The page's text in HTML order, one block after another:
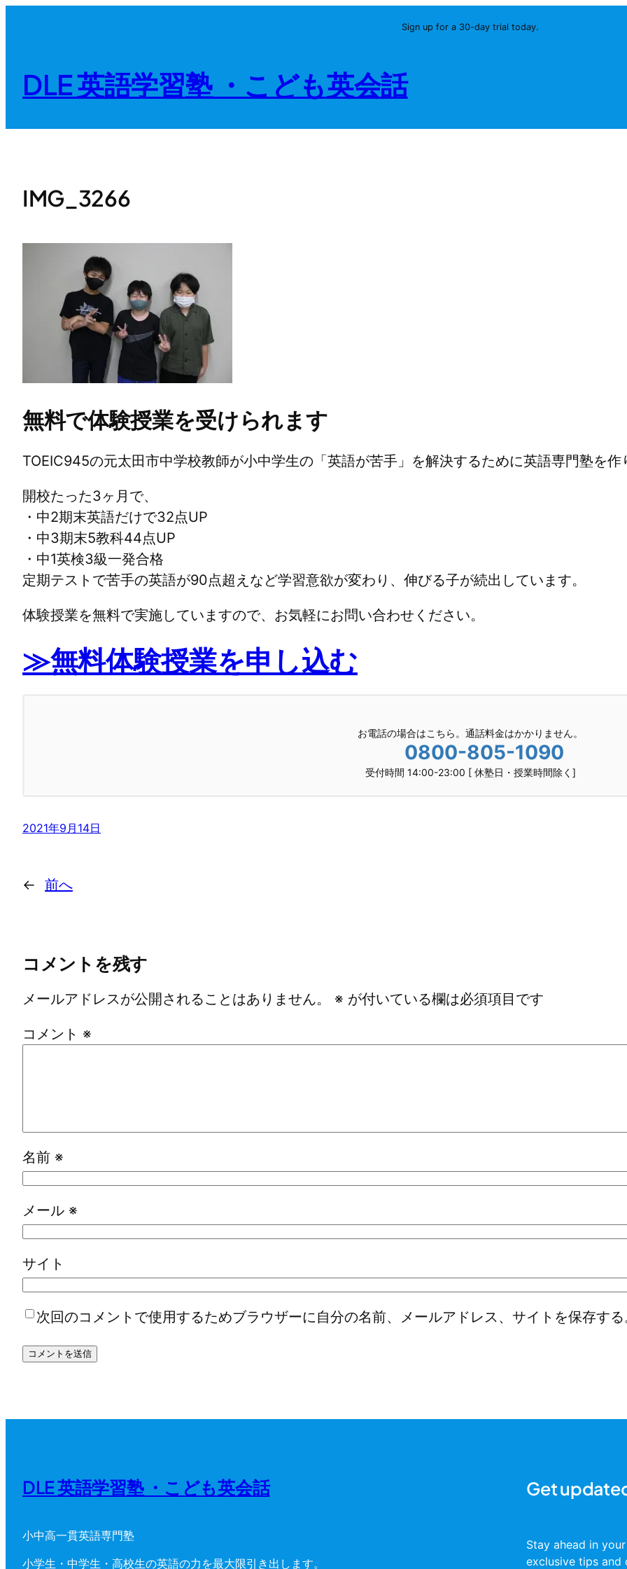
Sign up for a 30-day trial today.
DLE 英語学習塾 ・こども英会話
IMG_3266
無料で体験授業を受けられます
TOEIC945の元太田市中学校教師が小中学生の「英語が苦手」を解決するために英語専門塾を作
開校たった3ヶ月で、
・中2期末英語だけで32点UP
・中3期末5教科44点UP
・中1英検3級一発合格
定期テストで苦手の英語が90点超えなど学習意欲が変わり、伸びる子が続出しています。
体験授業を無料で実施していますので、お気軽にお問い合わせください。
≫無料体験授業を申し込む
お電話の場合はこちら。通話料金はかかりません。
0800-805-1090
受付時間 14:00-23:00 [ 休塾日・授業時間除く]
2021年9月14日
← 前へ
コメントを残す
メールアドレスが公開されることはありません。 ※ が付いている欄は必須項目です
コメント ※
名前 ※
メール ※
サイト
次回のコメントで使用するためブラウザーに自分の名前、メールアドレス、サイトを保存する
DLE 英語学習塾 ・こども英会話
小中高一貫英語専門塾
小学生・中学生・高校生の英語の力を最大限引き出します。
Get
Stay ahead in
exclusive tips and